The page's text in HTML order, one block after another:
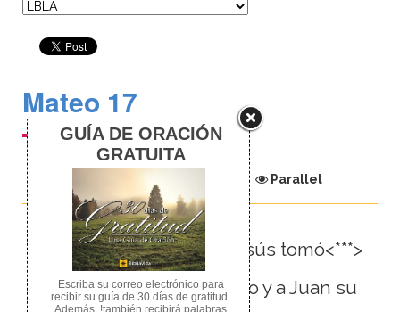
Mateo 17
Parallel
Seis días después, Jesús tomó<***>
consigo a Pedro, a Jacobo y a Juan su